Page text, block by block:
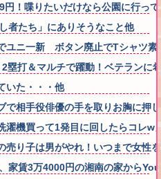
円！喋りたいだけなら公園に行っ
者たち」にありそうなこと他
でユニ一新 ボタン廃止でTシャツ
塁打＆マルチで躍動！ベテランに
いた・・・他
で相手役俳優の手を取りお胸に押
濯機買って1発目に回したらコ
売り子は男がやれ！いつまで女性
家賃3万4000円の湘南の家から